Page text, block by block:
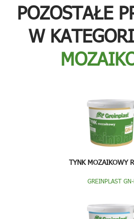
POZOSTAŁE
W
TYNK MOZAIKOWY
GREINPLAST